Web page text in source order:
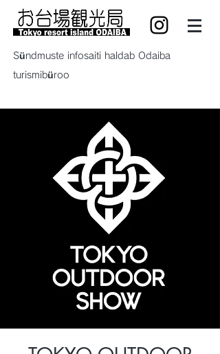
Sündmuste infosaiti haldab Odaiba
turismibüroo